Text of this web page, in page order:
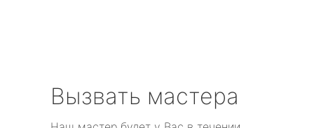
Вызвать мастера